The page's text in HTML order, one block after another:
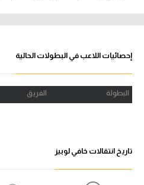
الدوري المصري
الدوري الإنجليزي الممتاز
الدوري الإيطالي
إحصائيات اللاعب في البطولات الحالية
البطولة الفريق
تاريخ انتقالات خافي لوبيز